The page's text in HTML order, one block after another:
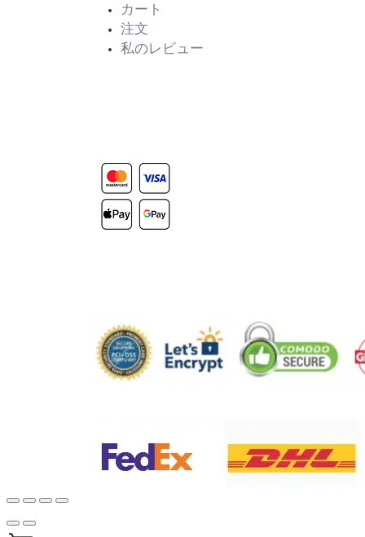
カート
注文
私のレビュー
Delivery partners: